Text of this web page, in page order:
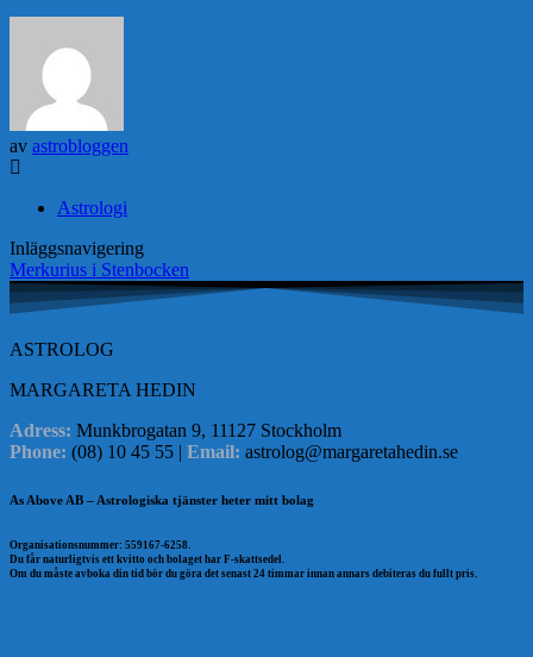
av astrobloggen
Astrologi
Inläggsnavigering
Merkurius i Stenbocken
ASTROLOG
MARGARETA HEDIN
Adress: Munkbrogatan 9, 11127 Stockholm
Phone: (08) 10 45 55 | Email: astrolog@margaretahedin.se
As Above AB – Astrologiska tjänster heter mitt bolag
Organisationsnummer: 559167-6258.
Du får naturligtvis ett kvitto och bolaget har F-skattsedel.
Om du måste avboka din tid bör du göra det senast 24 timmar innan annars debiteras du fullt pris.